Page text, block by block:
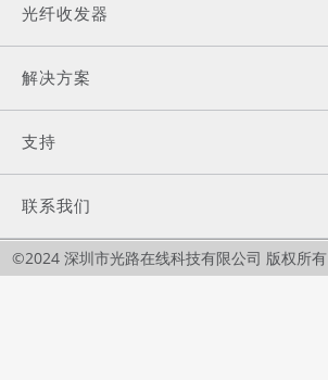
光纤收发器
解决方案
支持
联系我们
©2024 深圳市光路在线科技有限公司 版权所有